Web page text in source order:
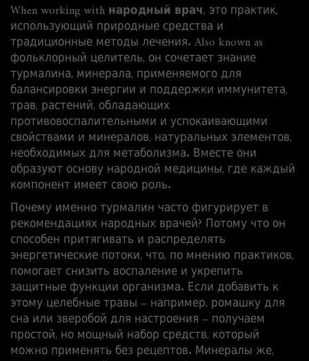
When working with народный врач, это практик,
использующий природные средства и
традиционные методы лечения. Also known as
фольклорный целитель, он сочетает знание
турмалина, минерала, применяемого для
балансировки энергии и поддержки иммунитета,
трав, растений, обладающих
противовоспалительными и успокаивающими
свойствами и минералов, натуральных элементов,
необходимых для метаболизма. Вместе они
образуют основу народной медицины, где каждый
компонент имеет свою роль.
Почему именно турмалин часто фигурирует в
рекомендациях народных врачей? Потому что он
способен притягивать и распределять
энергетические потоки, что, по мнению практиков,
помогает снизить воспаление и укрепить
защитные функции организма. Если добавить к
этому целебные травы – например, ромашку для
сна или зверобой для настроения – получаем
простой, но мощный набор средств, который
можно применять без рецептов. Минералы же,